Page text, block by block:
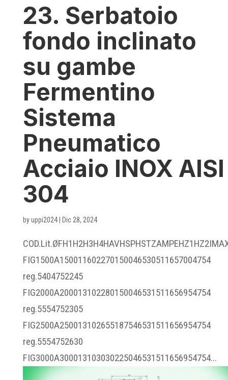
23. Serbatoio
fondo inclinato
su gambe
Fermentino
Sistema
Pneumatico
Acciaio INOX AISI
304
byuppi2024| Dic 28, 2024
FIG1500A150011602270150046530511657004754
reg.5404752245
FIG2000A200013102280150046531511656954754
reg.5554752305
FIG2500A250013102655187546531511656954754
reg.5554752630
FIG3000A300013103030225046531511656954754...